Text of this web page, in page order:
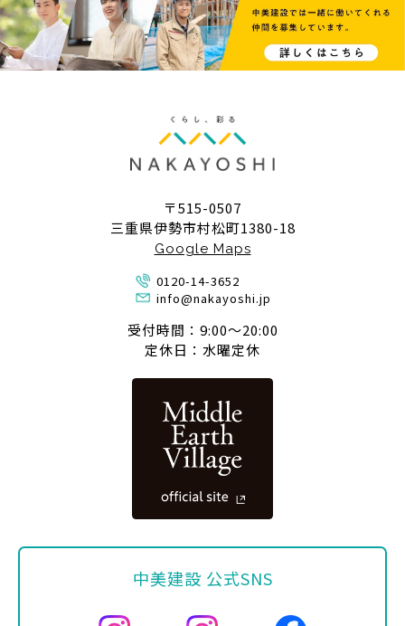
〒515-0507
三重県伊勢市村松町1380-18
Google Maps
0120-14-3652
info@nakayoshi.jp
受付時間：9:00〜20:00
定休日：水曜定休
中美建設 公式SNS